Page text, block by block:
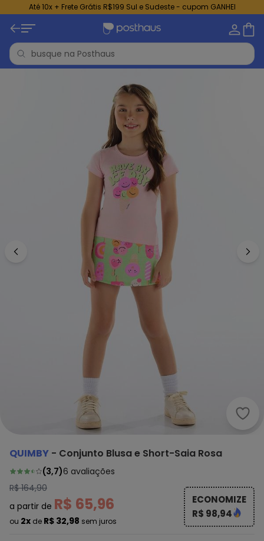
Até 10x + Frete Grátis R$199 Sul e Sudeste - cupom GANHEI
QUIMBY - Conjunto Blusa e Short-Saia Rosa
(3,7)6 avaliações
R$ 164,90
a partir de R$ 65,96
ou 2x de R$ 32,98 sem juros
ECONOMIZE
R$ 98,94